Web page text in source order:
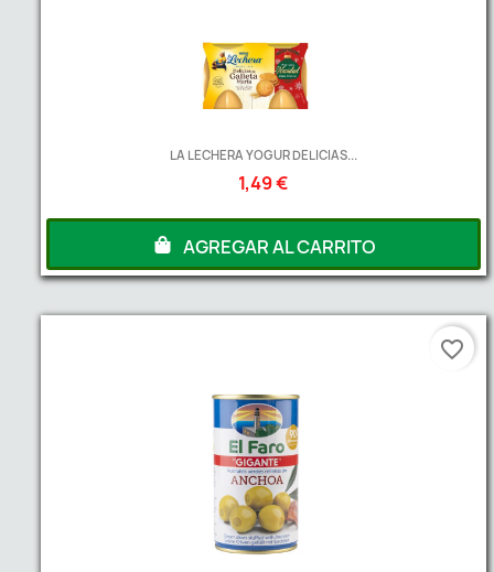
LA LECHERA YOGUR DELICIAS...
1,49 €
AGREGAR AL CARRITO
favorite_border